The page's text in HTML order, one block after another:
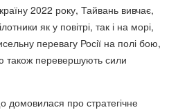
2022 року, Тайвань вивчає,
як у повітрі, так і на морі,
перевагу Росії на полі бою,
також перевершують сили
про стратегічне